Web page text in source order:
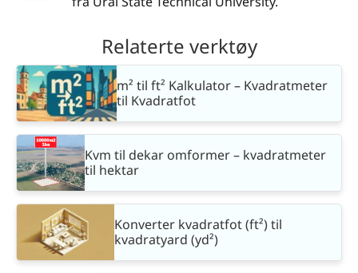
Relaterte verktøy
m² til ft² Kalkulator – Kvadratmeter
til Kvadratfot
Kvm til dekar omformer – kvadratmeter
til hektar
Konverter kvadratfot (ft²) til
kvadratyard (yd²)